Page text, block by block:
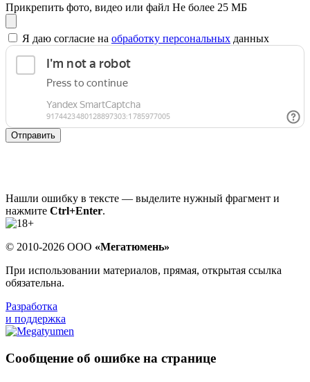
Прикрепить фото, видео или файл Не более 25 МБ
Я даю согласие на обработку персональных данных
Отправить
Нашли ошибку в тексте — выделите нужный фрагмент и
нажмите Ctrl+Enter.
© 2010-2026 ООО «Мегатюмень»
При использовании материалов, прямая, открытая ссылка
обязательна.
Разработка
и поддержка
Сообщение об ошибке на странице